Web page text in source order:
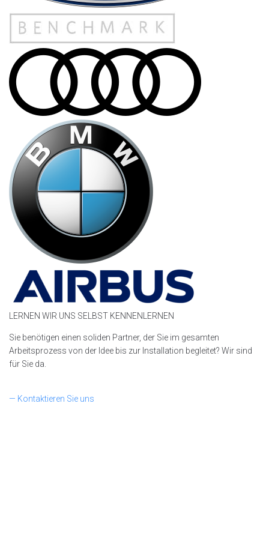
LERNEN WIR UNS SELBST KENNENLERNEN
Sie benötigen einen soliden Partner, der Sie im gesamten
Arbeitsprozess von der Idee bis zur Installation begleitet? Wir sind
für Sie da.
— Kontaktieren Sie uns